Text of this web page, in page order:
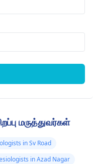
மருத்துவர்கள்
in Sv Road
in Azad Nagar